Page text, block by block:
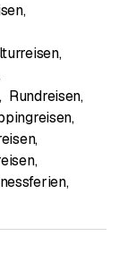
,
,
, Rundreisen,
,
,
,
,